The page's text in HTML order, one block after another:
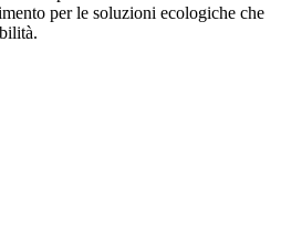
per le soluzioni ecologiche che